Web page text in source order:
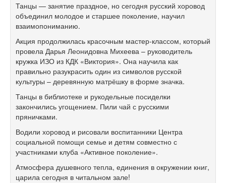
Танцы — занятие праздное, но сегодня русский хоровод
объединил молодое и старшее поколение, научил
взаимопониманию.
Акция продолжилась красочным мастер-классом, который
провела Дарья Леонидовна Михеева – руководитель
кружка ИЗО из КДК «Виктория». Она научила как
правильно разукрасить один из символов русской
культуры – деревянную матрёшку в форме значка.
Танцы в библиотеке и рукодельные посиделки
закончились угощением. Пили чай с русскими
пряничками.
Водили хоровод и рисовали воспитанники Центра
социальной помощи семье и детям совместно с
участниками клуба «Активное поколение».
Атмосфера душевного тепла, единения в окружении книг,
царила сегодня в читальном зале!